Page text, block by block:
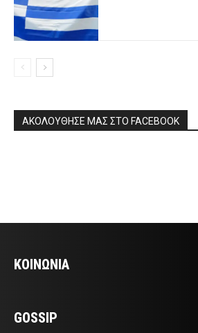
ΑΚΟΛΟΥΘΗΣΕ ΜΑΣ ΣΤΟ FACEBOOK
ΚΟΙΝΩΝΙΑ
GOSSIP